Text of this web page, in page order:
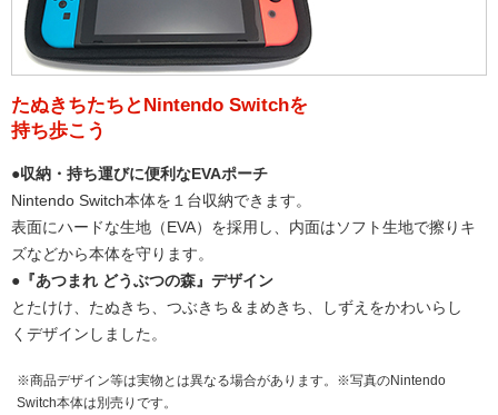
たぬきちたちとNintendo Switchを
持ち歩こう
●収納・持ち運びに便利なEVAポーチ
Nintendo Switch本体を１台収納できます。
表面にハードな生地（EVA）を採用し、内面はソフト生地で擦りキ
ズなどから本体を守ります。
●『あつまれ どうぶつの森』デザイン
とたけけ、たぬきち、つぶきち＆まめきち、しずえをかわいらし
くデザインしました。
※商品デザイン等は実物とは異なる場合があります。※写真のNintendo
Switch本体は別売りです。